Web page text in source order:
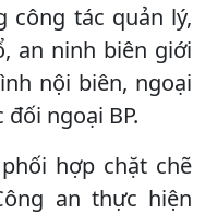
công tác quản lý,
an ninh biên giới
nội biên, ngoại
ngoại BP.
hợp chặt chẽ
an thực hiện